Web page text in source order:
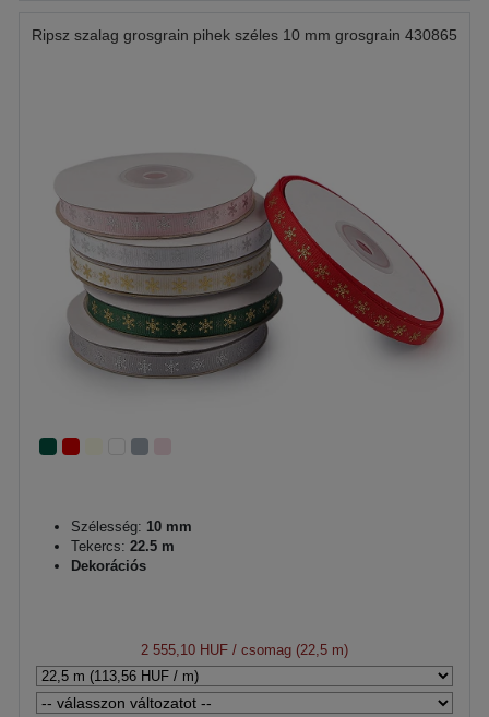
Ripsz szalag grosgrain pihek széles 10 mm grosgrain 430865
Szélesség: 10 mm
Tekercs: 22.5 m
Dekorációs
2 555,10 HUF / csomag (22,5 m)